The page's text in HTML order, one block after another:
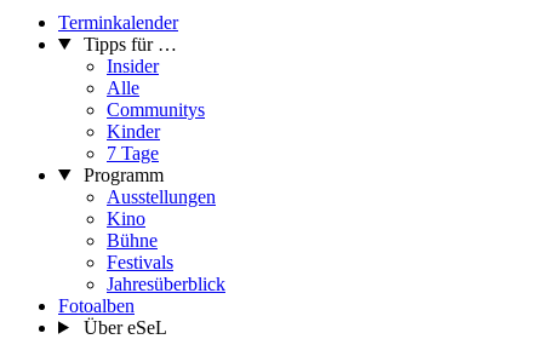
Terminkalender
Tipps für …
Insider
Alle
Communitys
Kinder
7 Tage
Programm
Ausstellungen
Kino
Bühne
Festivals
Jahresüberblick
Fotoalben
Über eSeL